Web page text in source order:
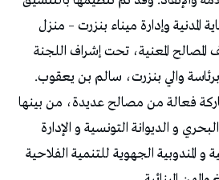
المدنية وإدارة ميناء بنزرت – منزل
المعنية، تحت إشراف اللجنة
والي بنزرت، سالم بن يعقوب.
فعالة من مصالح عديدة، من بينها
و الديوانة التونسية و الإدارة
المندوبية الجهوية للتنمية الفلاحية